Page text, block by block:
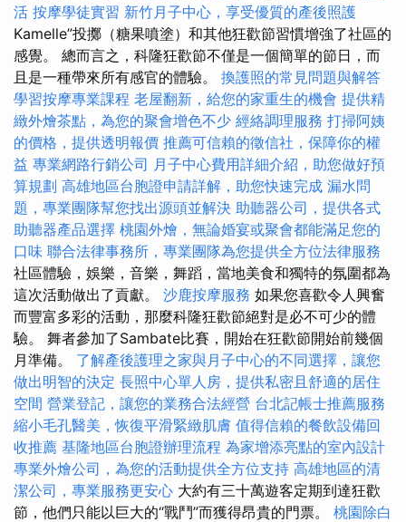
活 按摩學徒實習 新竹月子中心，享受優質的產後照護
Kamelle”投擲（糖果噴塗）和其他狂歡節習慣增強了社區的
感覺。 總而言之，科隆狂歡節不僅是一個簡單的節日，而
且是一種帶來所有感官的體驗。 換護照的常見問題與解答
學習按摩專業課程 老屋翻新，給您的家重生的機會 提供精
緻外燴茶點，為您的聚會增色不少 經絡調理服務 打掃阿姨
的價格，提供透明報價 推薦可信賴的徵信社，保障你的權
益 專業網路行銷公司 月子中心費用詳細介紹，助您做好預
算規劃 高雄地區台胞證申請詳解，助您快速完成 漏水問
題，專業團隊幫您找出源頭並解決 助聽器公司，提供各式
助聽器產品選擇 桃園外燴，無論婚宴或聚會都能滿足您的
口味 聯合法律事務所，專業團隊為您提供全方位法律服務
社區體驗，娛樂，音樂，舞蹈，當地美食和獨特的氛圍都為
這次活動做出了貢獻。 沙鹿按摩服務 如果您喜歡令人興奮
而豐富多彩的活動，那麼科隆狂歡節絕對是必不可少的體
驗。 舞者參加了Sambate比賽，開始在狂歡節開始前幾個
月準備。 了解產後護理之家與月子中心的不同選擇，讓您
做出明智的決定 長照中心單人房，提供私密且舒適的居住
空間 營業登記，讓您的業務合法經營 台北記帳士推薦服務
縮小毛孔醫美，恢復平滑緊緻肌膚 值得信賴的餐飲設備回
收推薦 基隆地區台胞證辦理流程 為家增添亮點的室內設計
專業外燴公司，為您的活動提供全方位支持 高雄地區的清
潔公司，專業服務更安心 大約有三十萬遊客定期到達狂歡
節，他們只能以巨大的“戰鬥”而獲得昂貴的門票。 桃園除白